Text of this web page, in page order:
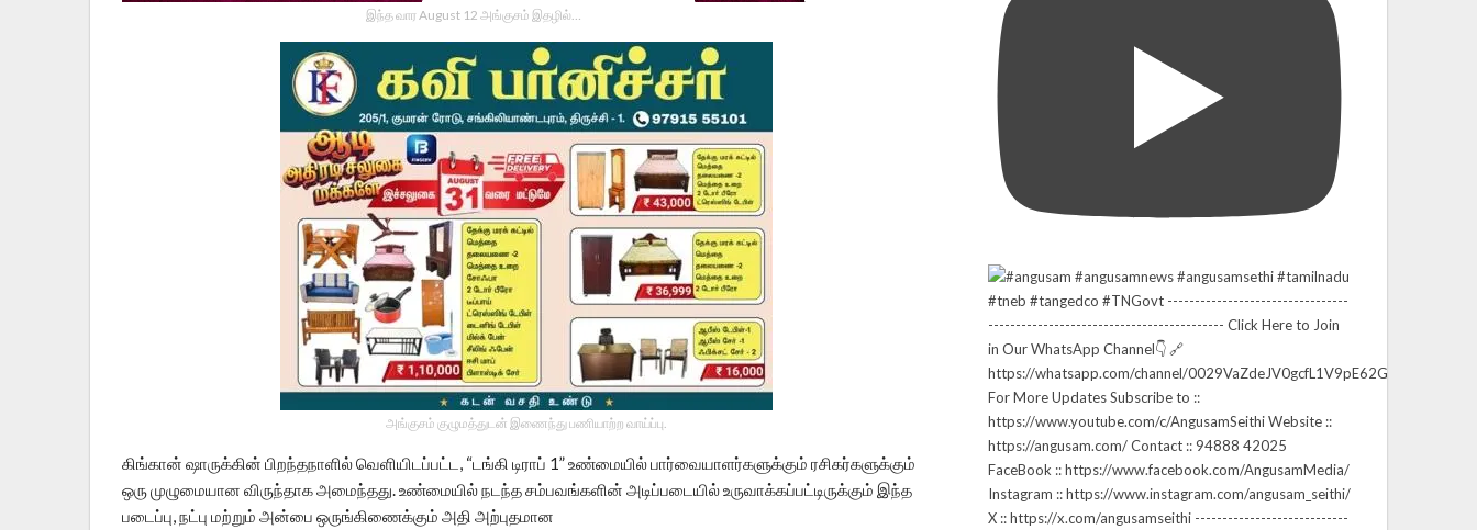
இந்த வார August 12 அங்குசம் இதழில்…
அங்குசம் குழுமத்துடன் இணைந்து பணியாற்ற வாய்ப்பு.
கிங்கான் ஷாருக்கின் பிறந்தநாளில் வெளியிடப்பட்ட, “டங்கி டிராப் 1” உண்மையில் பார்வையாளர்களுக்கும் ரசிகர்களுக்கும்
ஒரு முழுமையான விருந்தாக அமைந்தது. உண்மையில் நடந்த சம்பவங்களின் அடிப்படையில் உருவாக்கப்பட்டிருக்கும் இந்த
படைப்பு, நட்பு மற்றும் அன்பை ஒருங்கிணைக்கும் அதி அற்புதமான